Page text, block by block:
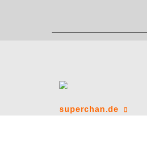
superchan.de